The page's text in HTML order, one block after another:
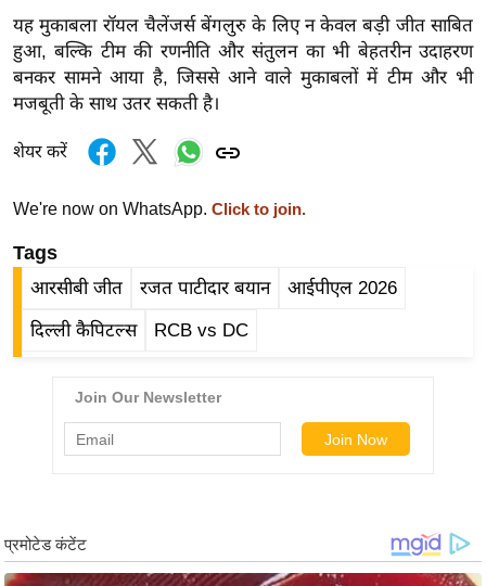
ग
त
ऑ
टो
र्ल्ड
ब्री
फ
म
नो
बॉ
ली
यह मुकाबला रॉयल चैलेंजर्स बेंगलुरु के लिए न केवल बड़ी जीत साबित
हुआ, बल्कि टीम की रणनीति और संतुलन का भी बेहतरीन उदाहरण
बनकर सामने आया है, जिससे आने वाले मुकाबलों में टीम और भी
मजबूती के साथ उतर सकती है।
शेयर करें
We're now on WhatsApp. Click to join.
Tags
आरसीबी जीत रजत पाटीदार बयान आईपीएल 2026
दिल्ली कैपिटल्स RCB vs DC